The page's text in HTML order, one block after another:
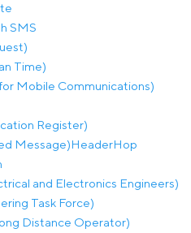
SMS
Time)
Mobile Communications)
Register)
Message)HeaderHop
and Electronics Engineers)
Task Force)
Distance Operator)